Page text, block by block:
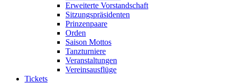
Erweiterte Vorstandschaft
Sitzungspräsidenten
Prinzenpaare
Orden
Saison Mottos
Tanzturniere
Veranstaltungen
Vereinsausflüge
Tickets